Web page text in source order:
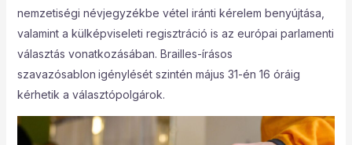
nemzetiségi névjegyzékbe vétel iránti kérelem benyújtása,
valamint a külképviseleti regisztráció is az európai parlamenti
választás vonatkozásában. Brailles-írásos
szavazósablon igénylését szintén május 31-én 16 óráig
kérhetik a választópolgárok.